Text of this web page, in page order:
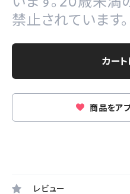
禁止されています。
カー
商品をア
レビュー